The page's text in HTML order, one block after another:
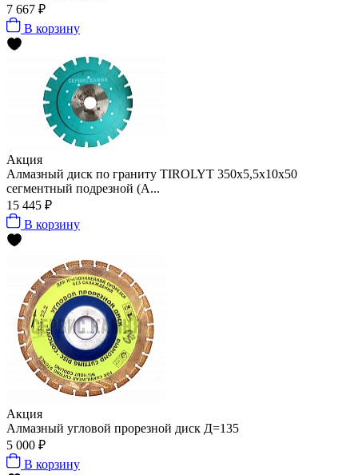
7 667 ₽
В корзину
Акция
Алмазный диск по граниту TIROLYT 350x5,5x10x50
сегментный подрезной (А...
15 445 ₽
В корзину
Акция
Алмазный угловой прорезной диск Д=135
5 000 ₽
В корзину